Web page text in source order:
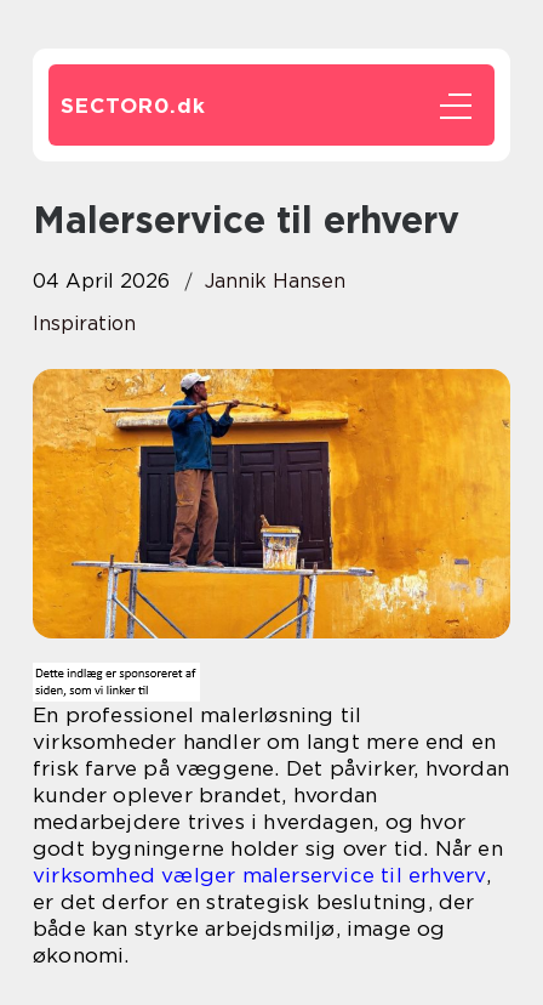
SECTOR0.dk
Malerservice til erhverv
04 April 2026
Jannik Hansen
Inspiration
En professionel malerløsning til
virksomheder handler om langt mere end en
frisk farve på væggene. Det påvirker, hvordan
kunder oplever brandet, hvordan
medarbejdere trives i hverdagen, og hvor
godt bygningerne holder sig over tid. Når en
virksomhed vælger malerservice til erhverv,
er det derfor en strategisk beslutning, der
både kan styrke arbejdsmiljø, image og
økonomi.